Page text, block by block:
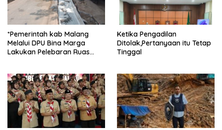
*Pemerintah kab Malang
Melalui DPU Bina Marga
Lakukan Pelebaran Ruas
Ketika Pengadilan
Ditolak,Pertanyaan itu Tetap
Tinggal